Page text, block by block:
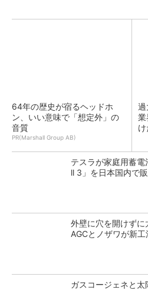
64年の歴史が宿るヘッドホ
ン、いい意味で「想定外」の
音質
PR(Marshall Group AB)
過
テスラが家庭用蓄
ll 3」を日本国内で
外壁に穴を開けず
AGCとノザワが新
ガスコージェネと